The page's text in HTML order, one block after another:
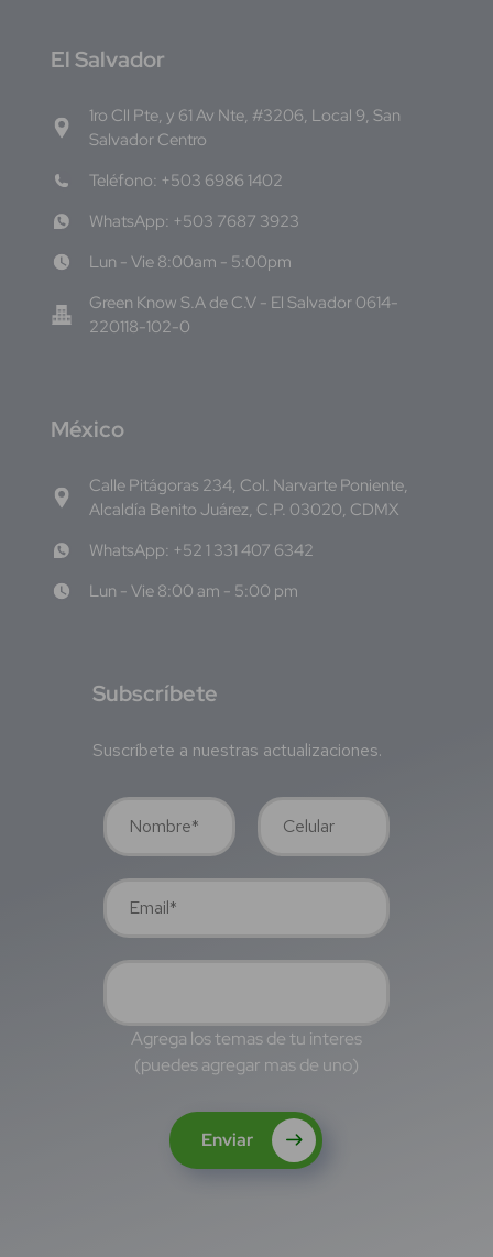
El Salvador
1ro Cll Pte, y 61 Av Nte, #3206, Local 9, San
Salvador Centro
Teléfono: +503 6986 1402
WhatsApp: +503 7687 3923
Lun - Vie 8:00am - 5:00pm
Green Know S.A de C.V - El Salvador 0614-
220118-102-0
México
Calle Pitágoras 234, Col. Narvarte Poniente,
Alcaldía Benito Juárez, C.P. 03020, CDMX
WhatsApp: +52 1 331 407 6342
Lun - Vie 8:00 am - 5:00 pm
Subscríbete
Suscríbete a nuestras actualizaciones.
Agrega los temas de tu interes
(puedes agregar mas de uno)
Enviar